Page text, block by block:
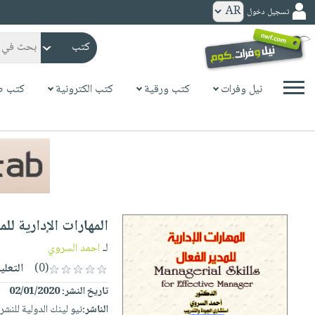
كتب
ورقية
المواضيع
مخفض
صفحات
مشوقة
الكترونية
حديثاً
الأكثر
مجانية
الصفحة
masmu3
حدودالصفحةوسائل
تسجيل دخول
نيل وفرات كتب ورقية كتب الكترونية كتب
المهارات الإدارية
لـاحمد السروي
(0)
تاريخ النشر:02/01/2020
الناشر:نيو لينك الدولية للنشر